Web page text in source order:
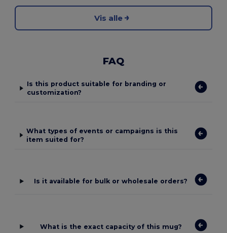
Vis alle
FAQ
Is this product suitable for branding or
customization?
What types of events or campaigns is this
item suited for?
Is it available for bulk or wholesale orders?
What is the exact capacity of this mug?